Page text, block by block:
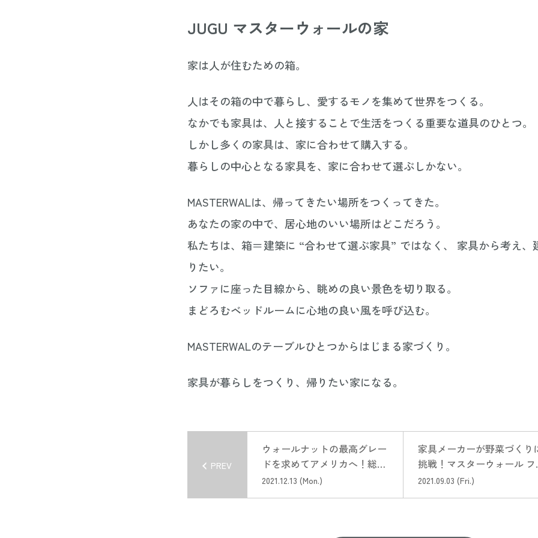
JUGU マスターウォールの家
家は人が住むための箱。
人はその箱の中で暮らし、愛するモノを集めて世界をつくる。
なかでも家具は、人と接することで生活をつくる重要な道具のひとつ。
しかし多くの家具は、家に合わせて購入する。
暮らしの中心となる家具を、家に合わせて選ぶしかない。
MASTERWALは、帰ってきたい場所をつくってきた。
あなたの家の中で、居心地のいい場所はどこだろう。
私たちは、箱＝建築に “合わせて選ぶ家具” ではなく、 家具から考え、
りたい。
ソファに座った目線から、眺めの良い景色を切り取る。
まどろむベッドルームに心地の良い風を呼び込む。
MASTERWALのテーブルひとつからはじまる家づくり。
家具が暮らしをつくり、帰りたい家になる。
PREV
ウォールナットの最高グレー
ドを求めてアメリカへ！総移
動距離1881kmの旅【akase
2021.12.13 (Mon.)
家具メーカーが野菜づくり
挑戦！マスターウォール フ
ァーム 【akase times vol.3】
2021.09.03 (Fri.)